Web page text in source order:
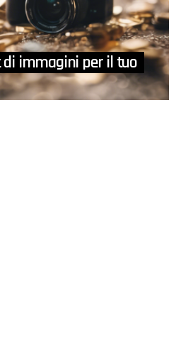
di immagini per il tuo